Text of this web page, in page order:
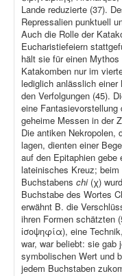
Lande reduzierte (37).
Repressalien punktuell
Auch die Rolle der
Eucharistiefeiern
hält sie für einen
Katakomben nur im
lediglich anlässlich
den Verfolgungen (45).
eine
geheime Messen in der
Die antiken Nekropolen,
lagen, dienten einer
auf den Epitaphien
lateinisches Kreuz;
Buchstabens chi (χ)
Buchstabe des Wortes
erwähnt B. die
ihren Formen schätzten
ἰσοψηφία), eine
war, war beliebt: sie gab
symbolischen Wert und
jedem Buchstaben